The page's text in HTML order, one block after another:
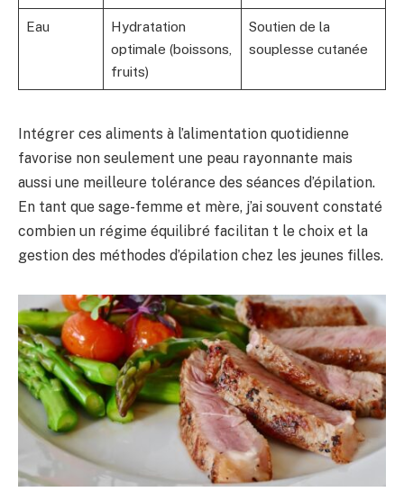
Eau
Hydratation
optimale (boissons,
fruits)
Soutien de la
souplesse cutanée
Intégrer ces aliments à l’alimentation quotidienne
favorise non seulement une peau rayonnante mais
aussi une meilleure tolérance des séances d’épilation.
En tant que sage-femme et mère, j’ai souvent constaté
combien un régime équilibré facilitan t le choix et la
gestion des méthodes d’épilation chez les jeunes filles.